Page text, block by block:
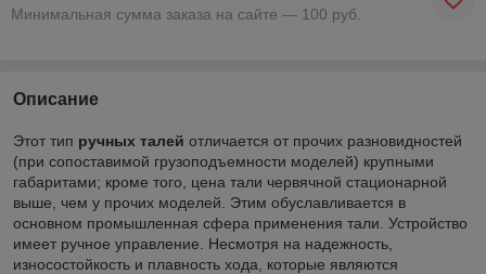
Минимальная сумма заказа на сайте — 100 руб.
Описание
Этот тип ручных талей отличается от прочих разновидностей
(при сопоставимой грузоподъемности моделей) крупными
габаритами; кроме того, цена тали червячной стационарной
выше, чем у прочих моделей. Этим обуславливается в
основном промышленная сфера применения тали. Устройство
имеет ручное управление. Несмотря на надежность,
износостойкость и плавность хода, которые являются